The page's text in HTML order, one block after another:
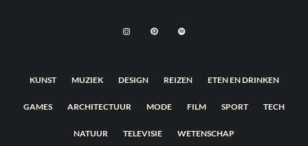
KUNST MUZIEK DESIGN REIZEN ETEN EN DRINKEN
GAMES ARCHITECTUUR MODE FILM SPORT TECH
NATUUR TELEVISIE WETENSCHAP